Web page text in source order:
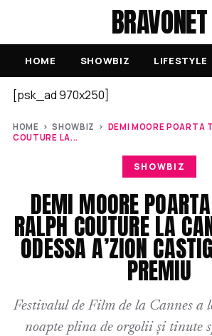
BRAVONET
HOME SHOWBIZ LIFESTYLE
[psk_ad 970x250]
HOME ›SHOWBIZ › DEMI MOORE POARTA
COUTURE LA...
SHOWBIZ
DEMI MOORE
RALPH COUTURE LA
ODESSA A’ZION
PREMIU
Festivalul de Film de la Cannes a
noapte plina de orgolii și tinute